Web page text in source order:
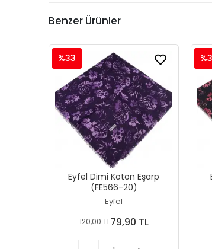
Benzer Ürünler
Eyfel Dimi Koton Eşarp
(FE566-20)
Eyfel
%33
120,00 TL79,90 TL